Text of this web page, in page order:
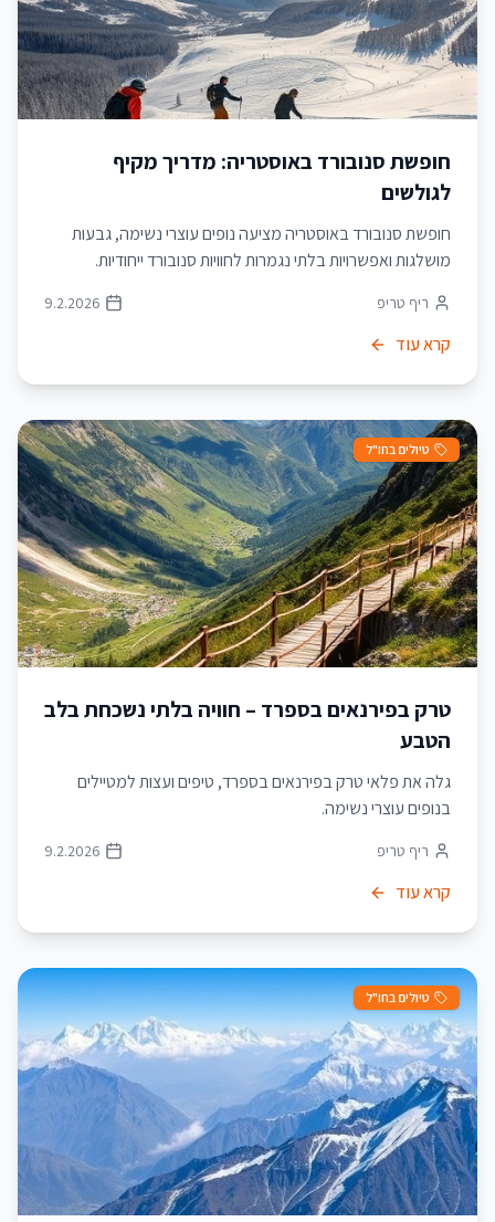
חופשת סנובורד באוסטריה: מדריך מקיף
לגולשים
חופשת סנובורד באוסטריה מציעה נופים עוצרי נשימה, גבעות
מושלגות ואפשרויות בלתי נגמרות לחוויות סנובורד ייחודיות.
ריף טריפ 9.2.2026
קרא עוד
טיולים בחו"ל
טרק בפירנאים בספרד – חוויה בלתי נשכחת בלב
הטבע
גלה את פלאי טרק בפירנאים בספרד, טיפים ועצות למטיילים
בנופים עוצרי נשימה.
ריף טריפ 9.2.2026
קרא עוד
טיולים בחו"ל